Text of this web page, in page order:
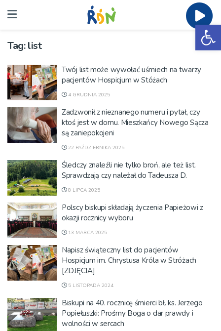
Tag:list
Twój list może wywołać uśmiech na twarzy
pacjentów Hospicjum w Stóżach
4 GRUDNIA 2025
Zadzwonił z nieznanego numeru i pytał, czy
ktoś jest w domu. Mieszkańcy Nowego Sącza
są zaniepokojeni
22 PAŹDZIERNIKA 2025
Śledczy znaleźli nie tylko broń, ale też list.
Sprawdzają czy należał do Tadeusza D.
8 LIPCA 2025
Polscy biskupi składają życzenia Papieżowi z
okazji rocznicy wyboru
13 MARCA 2025
Napisz świąteczny list do pacjentów
Hospicjum im. Chrystusa Króla w Stróżach
[ZDJĘCIA]
5 LISTOPADA 2024
Biskupi na 40. rocznicę śmierci bł. ks. Jerzego
Popiełuszki: Prośmy Boga o dar prawdy i
wolności w sercach